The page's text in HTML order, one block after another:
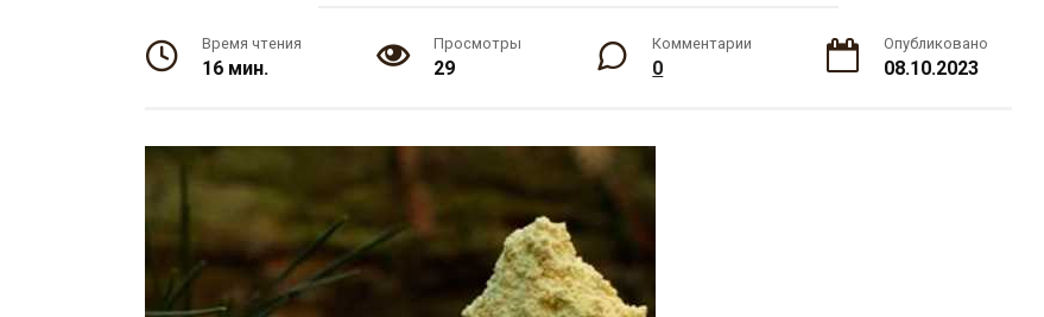
Время чтения
16 мин.
Просмотры
29
Комментарии
0
Опубликовано
08.10.2023